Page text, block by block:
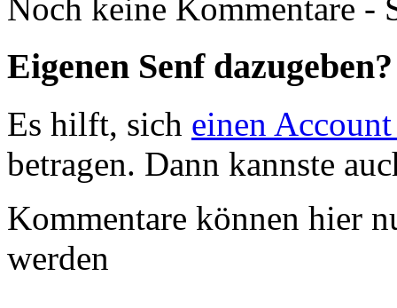
Noch keine Kommentare -
Eigenen Senf dazugeben?
Es hilft, sich einen
betragen. Dann kannste
Kommentare können hier
werden